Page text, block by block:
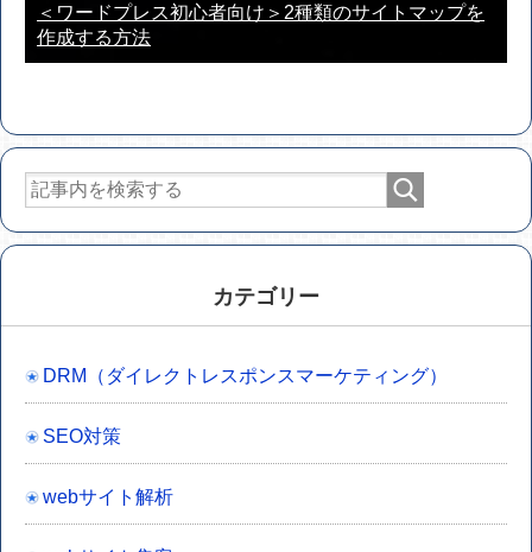
＜ワードプレス初心者向け＞2種類のサイトマップを
作成する方法
カテゴリー
DRM（ダイレクトレスポンスマーケティング）
SEO対策
webサイト解析